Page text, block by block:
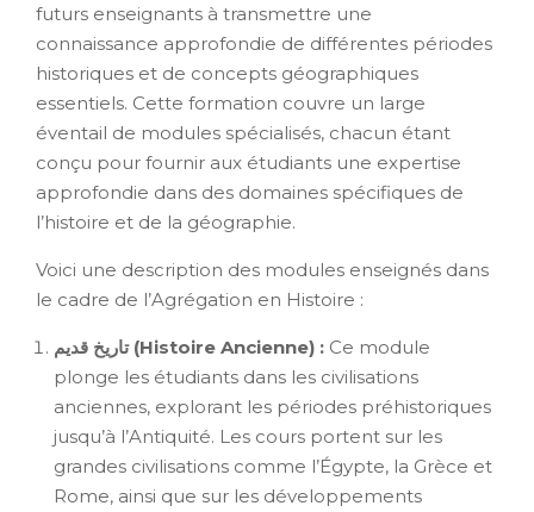
futurs enseignants à transmettre une
connaissance approfondie de différentes périodes
historiques et de concepts géographiques
essentiels. Cette formation couvre un large
éventail de modules spécialisés, chacun étant
conçu pour fournir aux étudiants une expertise
approfondie dans des domaines spécifiques de
l’histoire et de la géographie.
Voici une description des modules enseignés dans
le cadre de l’Agrégation en Histoire :
تاريخ قديم (Histoire Ancienne) : Ce module
plonge les étudiants dans les civilisations
anciennes, explorant les périodes préhistoriques
jusqu’à l’Antiquité. Les cours portent sur les
grandes civilisations comme l’Égypte, la Grèce et
Rome, ainsi que sur les développements